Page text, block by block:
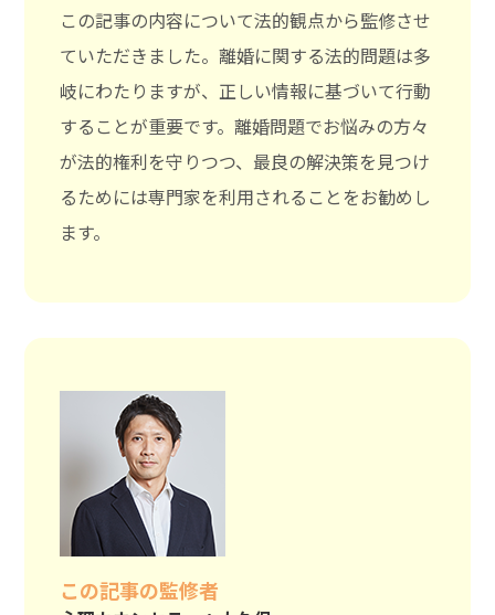
この記事の内容について法的観点から監修させ
ていただきました。離婚に関する法的問題は多
岐にわたりますが、正しい情報に基づいて行動
することが重要です。離婚問題でお悩みの方々
が法的権利を守りつつ、最良の解決策を見つけ
るためには専門家を利用されることをお勧めし
ます。
この記事の監修者